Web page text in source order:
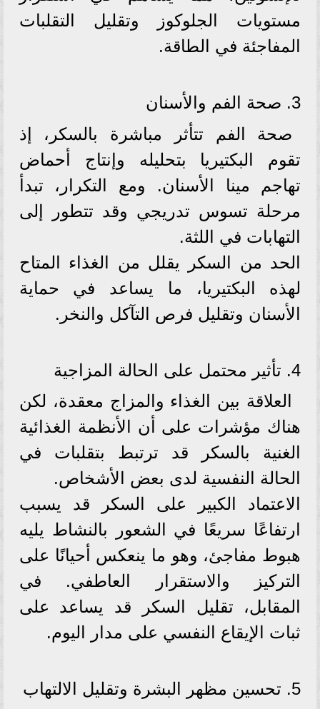
مستويات الجلوكوز وتقليل التقلبات
المفاجئة في الطاقة.
3. صحة الفم والأسنان
صحة الفم تتأثر مباشرة بالسكر، إذ
تقوم البكتيريا بتحليله وإنتاج أحماض
تهاجم مينا الأسنان. ومع التكرار، تبدأ
مرحلة تسوس تدريجي وقد تتطور إلى
التهابات في اللثة.
الحد من السكر يقلل من الغذاء المتاح
لهذه البكتيريا، ما يساعد في حماية
الأسنان وتقليل فرص التآكل والنخر.
4. تأثير محتمل على الحالة المزاجية
العلاقة بين الغذاء والمزاج معقدة، لكن
هناك مؤشرات على أن الأنظمة الغذائية
الغنية بالسكر قد ترتبط بتقلبات في
الحالة النفسية لدى بعض الأشخاص.
الاعتماد الكبير على السكر قد يسبب
ارتفاعًا سريعًا في الشعور بالنشاط يليه
هبوط مفاجئ، وهو ما ينعكس أحيانًا على
التركيز والاستقرار العاطفي. في
المقابل، تقليل السكر قد يساعد على
ثبات الإيقاع النفسي على مدار اليوم.
5. تحسين مظهر البشرة وتقليل الالتهاب